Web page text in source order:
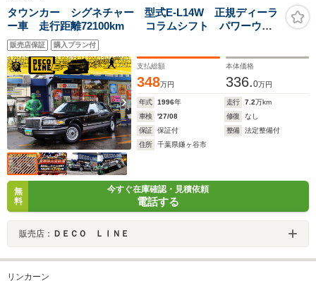
タウンカー シグネチャー 型式E-L14W 正規ディーラ
ー車 走行距離72100km コラムシフト パワーウィ
ンドウ フロアマット 15インチ純正アルミホイール
整備記録簿付 取扱説明書付 整備点検 安心50保証
販売店保証 購入プラン付
支払総額
348万円
本体価格
336.0万円
年式 1996年 走行 7.2万km
車検
'27/08 修復
なし
保証
保証付 整備
法定整備付
住所
千葉県鎌ヶ谷市
無
料
今すぐ在庫確認・見積依頼
電話する
販売店： ＤＥＣＯ ＬＩＮＥ
リンカーン